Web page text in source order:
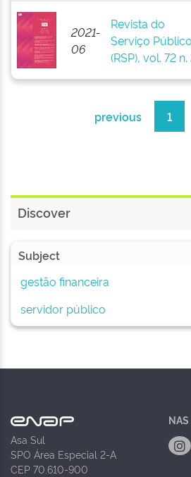
2021-
06
Revista do
Serviço Público
(RSP), vol. 72 n.
previous 1
Discover
Subject
gestão financeira
servidor público
Asa Sul
SPO Área Especial 2-A
CEP 70.610-900
NAS